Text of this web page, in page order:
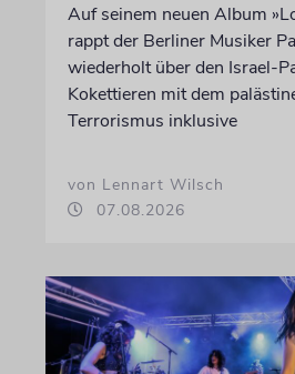
Auf seinem neuen Album
rappt der Berliner Musiker
wiederholt über den Israel-
Kokettieren mit dem
Terrorismus inklusive
von Lennart Wilsch
07.08.2026